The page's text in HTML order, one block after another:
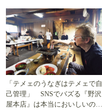
「テメェのうなぎはテメェで自
己管理」 SNSでバズる『野沢
屋本店』は本当においしいの